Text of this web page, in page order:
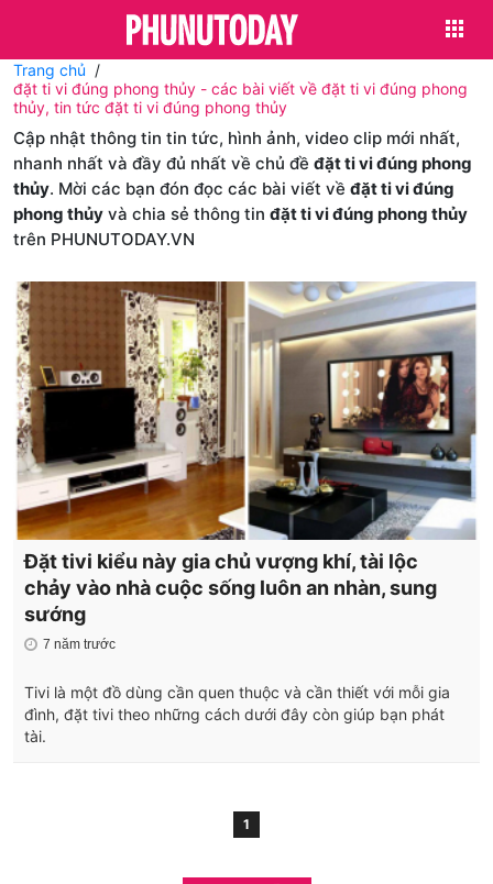
Trang chủ
đặt ti vi đúng phong thủy - các bài viết về đặt ti vi đúng phong
thủy, tin tức đặt ti vi đúng phong thủy
Cập nhật thông tin tin tức, hình ảnh, video clip mới nhất,
nhanh nhất và đầy đủ nhất về chủ đề đặt ti vi đúng phong
thủy. Mời các bạn đón đọc các bài viết về đặt ti vi đúng
phong thủy và chia sẻ thông tin đặt ti vi đúng phong thủy
trên PHUNUTODAY.VN
Đặt tivi kiểu này gia chủ vượng khí, tài lộc
chảy vào nhà cuộc sống luôn an nhàn, sung
sướng
7 năm trước
Tivi là một đồ dùng cần quen thuộc và cần thiết với mỗi gia
đình, đặt tivi theo những cách dưới đây còn giúp bạn phát
tài.
1